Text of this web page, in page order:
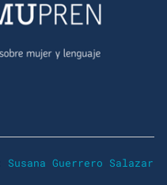
Susana Guerrero Salazar